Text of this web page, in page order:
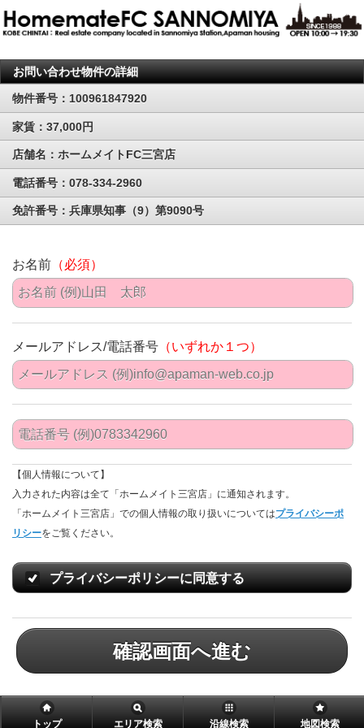
お問い合わせ物件の詳細
物件番号：100961847920
家賃：37,000円
店舗名：ホームメイトFC三宮店
電話番号：078-334-2960
免許番号：兵庫県知事（9）第9090号
お名前 （必須）
メールアドレス/電話番号 （いずれか１つ）
【個人情報について】
入力された内容は全て「ホームメイト三宮店」に通知されます。
「ホームメイト三宮店」での個人情報の取り扱いについてはプライバシーポ
リシーをご覧ください。
プライバシーポリシーに同意する
確認画面へ進む
トップ エリア検索 沿線検索 地図検索